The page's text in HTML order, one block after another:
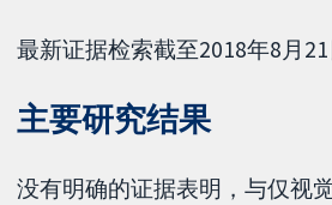
最新证据检索截至2018年8月21
主要研究结果
没有明确的证据表明，与仅视